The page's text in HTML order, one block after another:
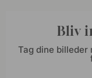
Bliv
Tag dine billeder